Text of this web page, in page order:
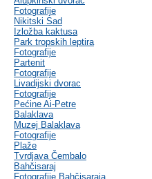
Fotografije
Nikitski Sad
Izložba kaktusa
Park tropskih leptira
Fotografije
Partenit
Fotografije
Livadijski dvorac
Fotografije
Pećine Ai-Petre
Balaklava
Muzej Balaklava
Fotografije
Plaže
Tvrdjava Čembalo
Bahčisaraj
Fotografije Bahčisaraja